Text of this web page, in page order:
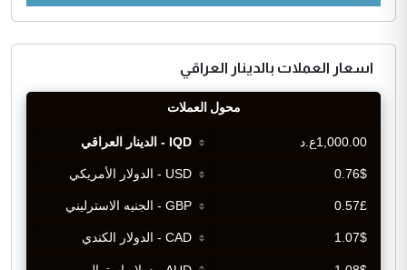
اسعار العملات بالدينار العراقي